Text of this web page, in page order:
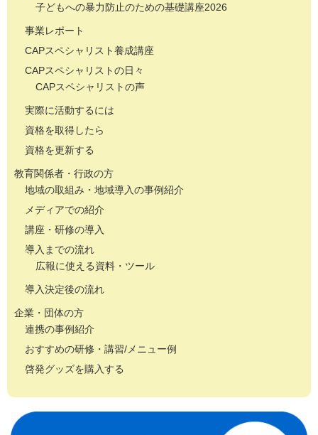
子どもへの暴力防止のための基礎講座2026
事業レポート
CAPスペシャリスト養成講座
CAPスペシャリストの日々
CAPスペシャリストの声
実際に活動するには
資格を取得したら
資格を更新する
教育関係者・行政の方
地域の取組み・地域導入の事例紹介
メディアでの紹介
講座・研修の導入
導入までの流れ
広報に使える資料・ツール
導入決定後の流れ
企業・団体の方
連携の事例紹介
おすすめの研修・講習/メニュー例
啓発グッズを購入する